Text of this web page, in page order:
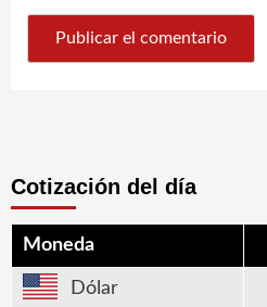
Cotización del día
Moneda
Dólar